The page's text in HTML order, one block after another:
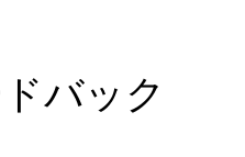
バック